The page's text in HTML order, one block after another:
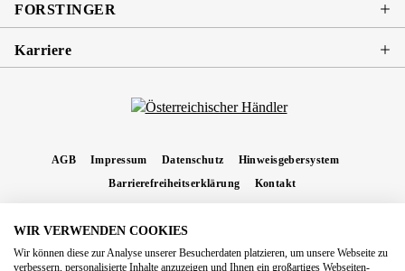
FORSTINGER
Karriere
AGB Impressum Datenschutz
Hinweisgebersystem
Barrierefreiheitserklärung
Kontakt
Nachnahmegebühren, wenn nicht anders angegeben.
WIR VERWENDEN COOKIES
Wir können diese zur Analyse unserer Besucherdaten platzieren, um unsere Webseite zu
verbessern, personalisierte Inhalte anzuzeigen und Ihnen ein großartiges Webseiten-